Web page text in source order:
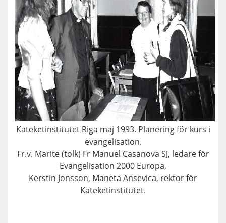
Kateketinstitutet Riga maj 1993. Planering för kurs i
evangelisation.
Fr.v. Marite (tolk) Fr Manuel Casanova SJ, ledare för
Evangelisation 2000 Europa,
Kerstin Jonsson, Maneta Ansevica, rektor för
Kateketinstitutet.